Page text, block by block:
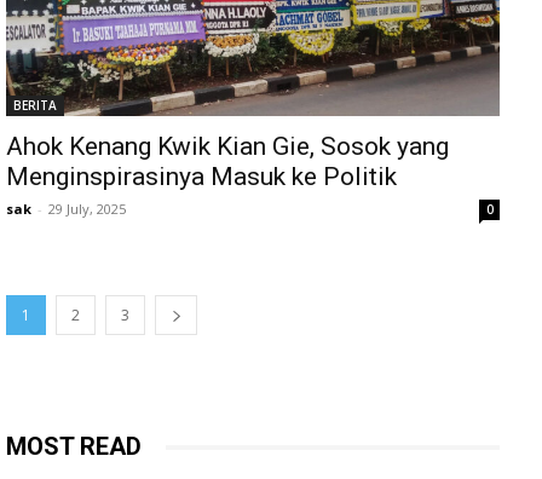
BERITA
Ahok Kenang Kwik Kian Gie, Sosok yang
Menginspirasinya Masuk ke Politik
sak - 29 July, 2025 0
1 2 3
MOST READ